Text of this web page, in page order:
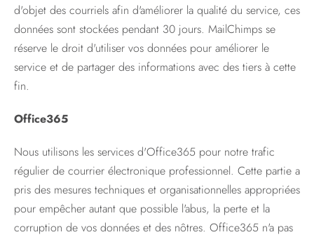
d'objet des courriels afin d'améliorer la qualité du service, ces
données sont stockées pendant 30 jours. MailChimps se
réserve le droit d'utiliser vos données pour améliorer le
service et de partager des informations avec des tiers à cette
fin.
Office365
Nous utilisons les services d'Office365 pour notre trafic
régulier de courrier électronique professionnel. Cette partie a
pris des mesures techniques et organisationnelles appropriées
pour empêcher autant que possible l'abus, la perte et la
corruption de vos données et des nôtres. Office365 n'a pas